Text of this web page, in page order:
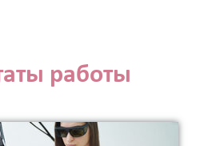
работы